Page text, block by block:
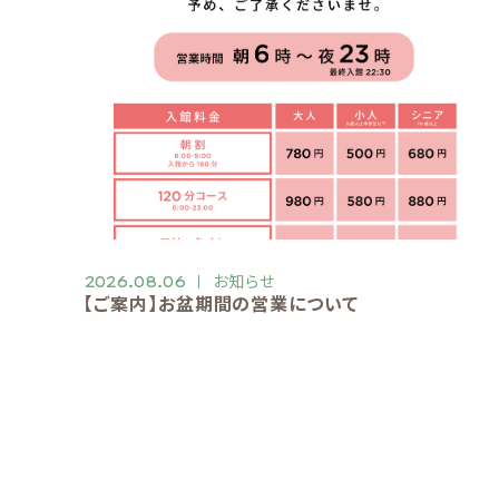
2026.08.06 お知らせ
【ご案内】お盆期間の営業について